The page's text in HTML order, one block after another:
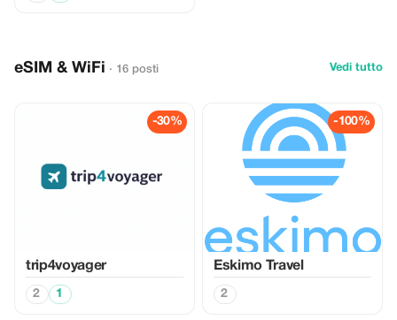
eSIM & WiFi · 16 posti Vedi tutto
-30%
trip4voyager
2 1
-100%
Eskimo Travel
2